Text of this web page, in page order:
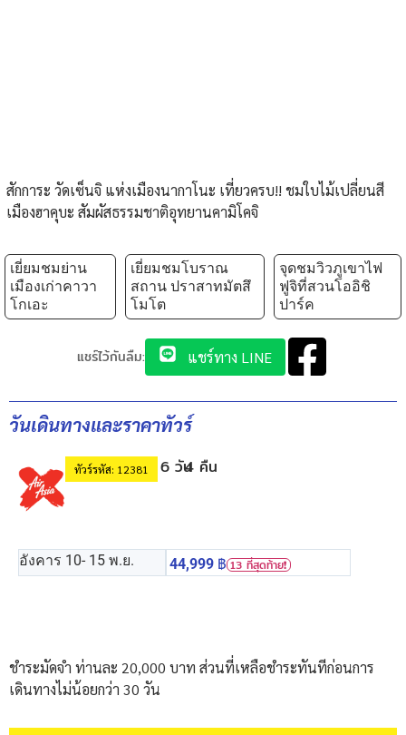
สักการะ วัดเซ็นจิ แห่งเมืองนากาโนะ เที่ยวครบ​​!! ชมใบไม้เปลี่ยนสี
เมืองฮาคุบะ สัมผัสธรรมชาติอุทยานคามิโคจิ
เยี่ยมชมย่าน
เมืองเก่าคาวา
โกเอะ
เยี่ยมชมโบราณ
สถาน ปราสาทมัตสึ
โมโต
จุดชมวิวภูเขาไฟ
ฟูจิที่สวนโออิชิ
ปาร์ค
แชร์ไว้กันลืม: แชร์ทาง LINE
วันเดินทางและราคาทัวร์
ทัวร์รหัส: 12381 6 วัน4 คืน
อังคาร 10- 15 พ.ย. 44,999 ฿ 13 ที่สุดท้าย❗️
ชำระมัดจำ ท่านละ 20,000 บาท ส่วนที่เหลือชำระทันทีก่อนการ
เดินทางไม่น้อยกว่า 30 วัน